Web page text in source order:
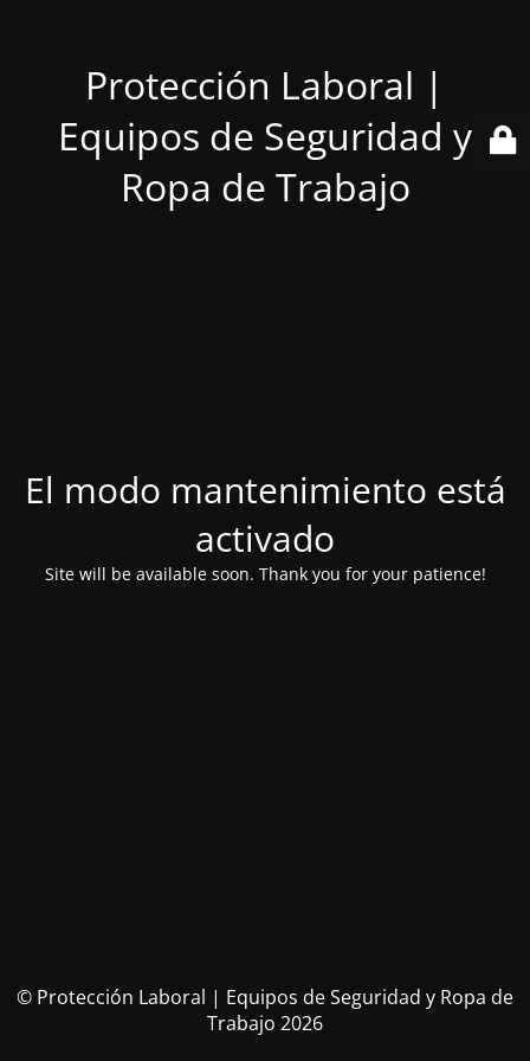
Protección Laboral |
Equipos de Seguridad y
Ropa de Trabajo
El modo mantenimiento está
activado
Site will be available soon. Thank you for your patience!
© Protección Laboral | Equipos de Seguridad y Ropa de
Trabajo 2026